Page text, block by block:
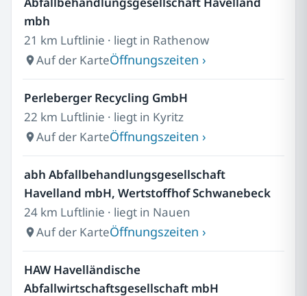
mbh
21 km Luftlinie · liegt in Rathenow
Auf der KarteÖffnungszeiten ›
Perleberger Recycling GmbH
22 km Luftlinie · liegt in Kyritz
Auf der KarteÖffnungszeiten ›
abh Abfallbehandlungsgesellschaft
Havelland mbH, Wertstoffhof Schwanebeck
24 km Luftlinie · liegt in Nauen
Auf der KarteÖffnungszeiten ›
HAW Havelländische
Abfallwirtschaftsgesellschaft mbH